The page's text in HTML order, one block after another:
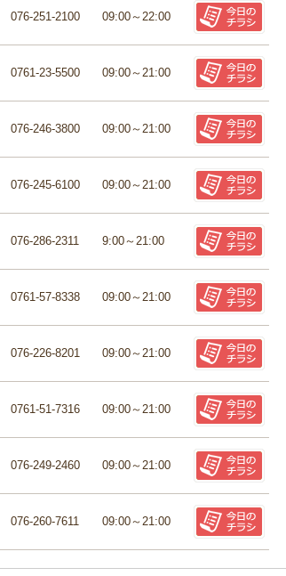
076-251-2100 09:00～22:00
0761-23-5500 09:00～21:00
076-246-3800 09:00～21:00
076-245-6100 09:00～21:00
076-286-2311 9:00～21:00
0761-57-8338 09:00～21:00
076-226-8201 09:00～21:00
0761-51-7316 09:00～21:00
076-249-2460 09:00～21:00
076-260-7611 09:00～21:00